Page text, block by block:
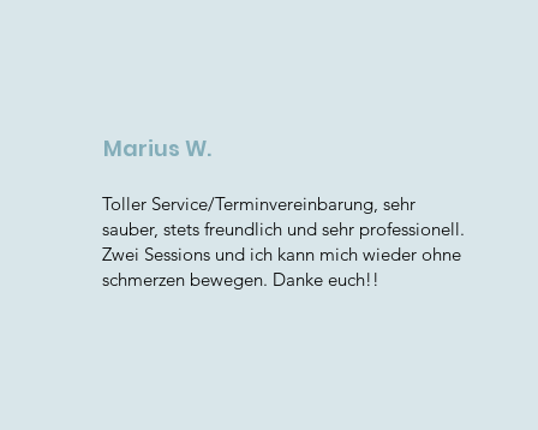
Marius W.
Toller Service/Terminvereinbarung, sehr
sauber, stets freundlich und sehr professionell.
Zwei Sessions und ich kann mich wieder ohne
schmerzen bewegen. Danke euch!!